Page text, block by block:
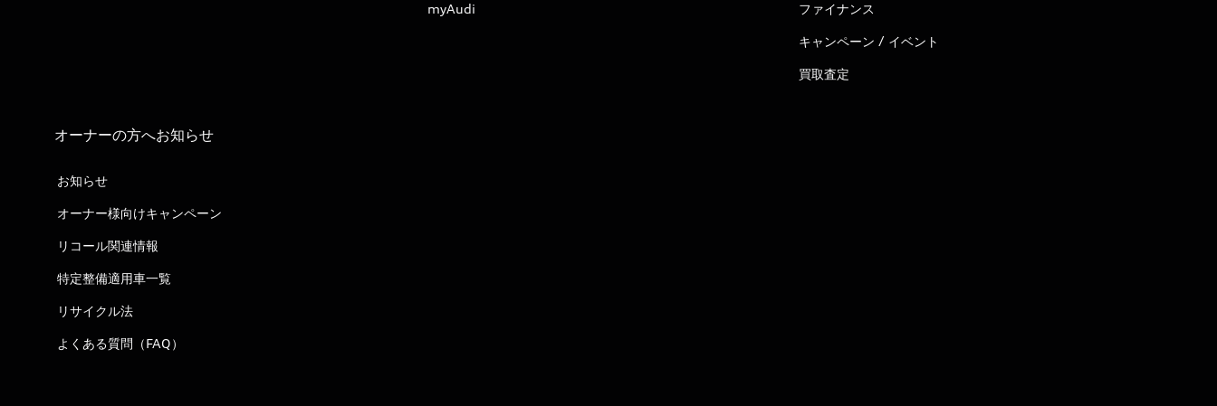
myAudi ファイナンス
キャンペーン / イベント
買取査定
オーナーの方へお知らせ
お知らせ
オーナー様向けキャンペーン
リコール関連情報
特定整備適用車一覧
リサイクル法
よくある質問（FAQ）